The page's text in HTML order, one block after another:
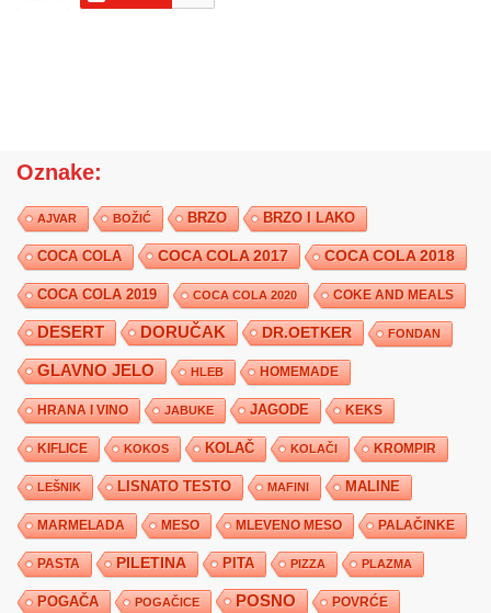
Oznake:
AJVAR BOŽIĆ BRZO BRZO I LAKO
COCA COLA COCA COLA 2017 COCA COLA 2018
COCA COLA 2019 COCA COLA 2020 COKE AND MEALS
DESERT DORUČAK DR.OETKER FONDAN
GLAVNO JELO HLEB HOMEMADE
HRANA I VINO JABUKE JAGODE KEKS
KIFLICE KOKOS KOLAČ KOLAČI KROMPIR
LEŠNIK LISNATO TESTO MAFINI MALINE
MARMELADA MESO MLEVENO MESO PALAČINKE
PASTA PILETINA PITA PIZZA PLAZMA
POGAČA POGAČICE POSNO POVRĆE